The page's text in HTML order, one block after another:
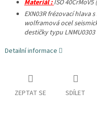
Materiál : ISO
EXN03R frézovací hlava
wolframová ocel
destičky typu LNMU0303
Detailní informace
ZEPTAT SE SDÍLET